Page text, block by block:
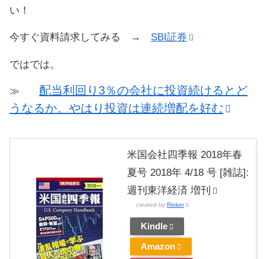
い！
今すぐ資料請求してみる → SBI証券
ではでは。
≫
配当利回り3％の会社に投資続けるとど
うなるか。やはり投資は連続増配を好む
米国会社四季報 2018年春
夏号 2018年 4/18 号 [雑誌]:
週刊東洋経済 増刊
created by Rinker
Kindle
Amazon